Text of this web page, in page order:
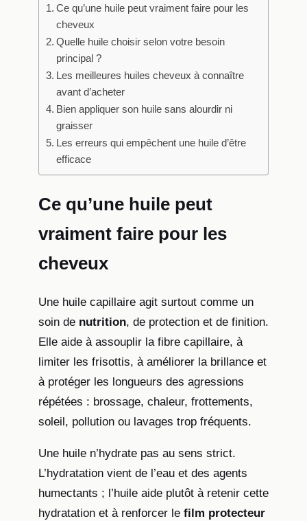
Ce qu’une huile peut vraiment faire pour les
cheveux
Quelle huile choisir selon votre besoin
principal ?
Les meilleures huiles cheveux à connaître
avant d’acheter
Bien appliquer son huile sans alourdir ni
graisser
Les erreurs qui empêchent une huile d’être
efficace
Ce qu’une huile peut
vraiment faire pour les
cheveux
Une huile capillaire agit surtout comme un
soin de nutrition, de protection et de finition.
Elle aide à assouplir la fibre capillaire, à
limiter les frisottis, à améliorer la brillance et
à protéger les longueurs des agressions
répétées : brossage, chaleur, frottements,
soleil, pollution ou lavages trop fréquents.
Une huile n’hydrate pas au sens strict.
L’hydratation vient de l’eau et des agents
humectants ; l’huile aide plutôt à retenir cette
hydratation et à renforcer le film protecteur